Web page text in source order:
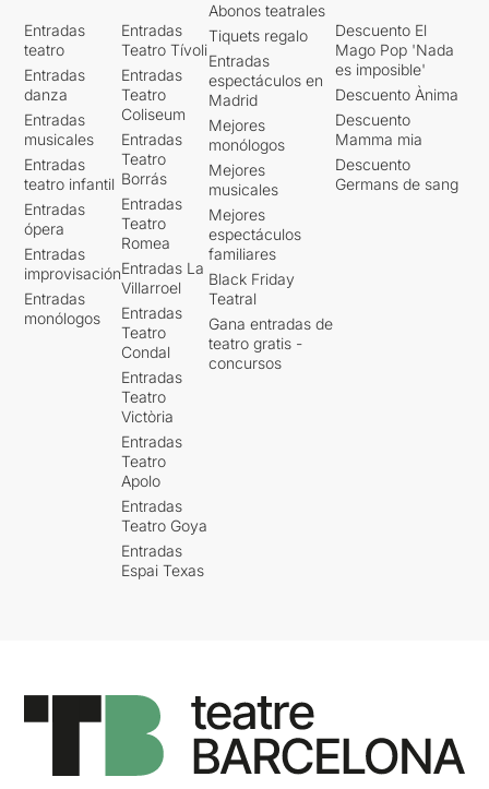
Entradas
teatro
Entradas
danza
Entradas
musicales
Entradas
teatro infantil
Entradas
ópera
Entradas
improvisación
Entradas
monólogos
Entradas
Teatro Tívoli
Entradas
Teatro
Coliseum
Entradas
Teatro
Borrás
Entradas
Teatro
Romea
Entradas La
Villarroel
Entradas
Teatro
Condal
Entradas
Teatro
Victòria
Entradas
Teatro
Apolo
Entradas
Teatro Goya
Entradas
Espai Texas
Abonos teatrales
Tiquets regalo
Entradas
espectáculos en
Madrid
Mejores
monólogos
Mejores
musicales
Mejores
espectáculos
familiares
Black Friday
Teatral
Gana entradas de
teatro gratis -
concursos
Descuento El
Mago Pop 'Nada
es imposible'
Descuento Ànima
Descuento
Mamma mia
Descuento
Germans de sang